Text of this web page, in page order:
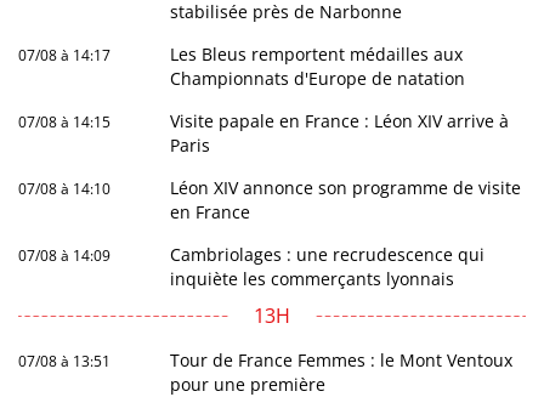
stabilisée près de Narbonne
07/08 à 14:17
Les Bleus remportent médailles aux
Championnats d'Europe de natation
07/08 à 14:15
Visite papale en France : Léon XIV arrive à
Paris
07/08 à 14:10
Léon XIV annonce son programme de visite
en France
07/08 à 14:09
Cambriolages : une recrudescence qui
inquiète les commerçants lyonnais
13H
07/08 à 13:51
Tour de France Femmes : le Mont Ventoux
pour une première